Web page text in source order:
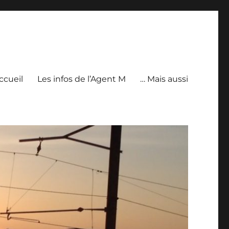
Les infos de l’Agent M … Mais aussi